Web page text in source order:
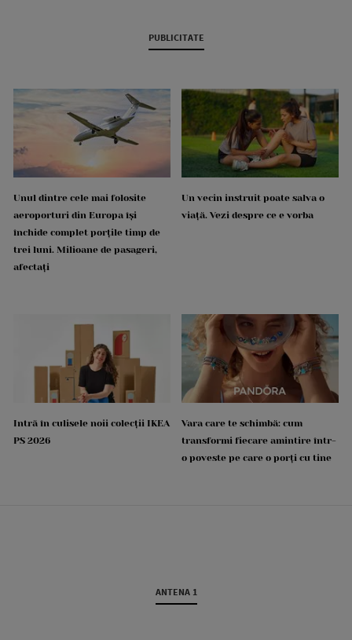
PUBLICITATE
Unul dintre cele mai folosite
aeroporturi din Europa își
închide complet porțile timp de
trei luni. Milioane de pasageri,
afectați
Un vecin instruit poate salva o
viață. Vezi despre ce e vorba
Intră în culisele noii colecții IKEA
PS 2026
Vara care te schimbă: cum
transformi fiecare amintire într-
o poveste pe care o porți cu tine
ANTENA 1